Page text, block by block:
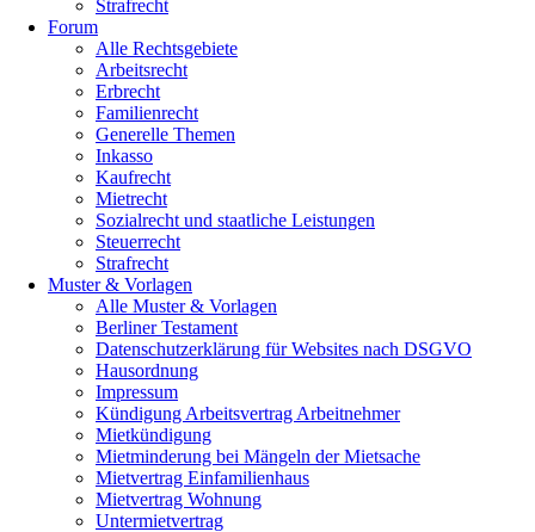
Strafrecht
Forum
Alle Rechtsgebiete
Arbeitsrecht
Erbrecht
Familienrecht
Generelle Themen
Inkasso
Kaufrecht
Mietrecht
Sozialrecht und staatliche Leistungen
Steuerrecht
Strafrecht
Muster & Vorlagen
Alle Muster & Vorlagen
Berliner Testament
Datenschutzerklärung für Websites nach DSGVO
Hausordnung
Impressum
Kündigung Arbeitsvertrag Arbeitnehmer
Mietkündigung
Mietminderung bei Mängeln der Mietsache
Mietvertrag Einfamilienhaus
Mietvertrag Wohnung
Untermietvertrag